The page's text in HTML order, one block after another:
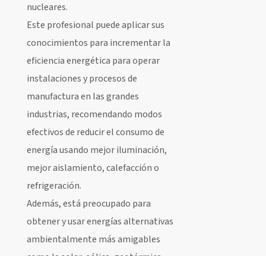
nucleares.
Este profesional puede aplicar sus
conocimientos para incrementar la
eficiencia energética para operar
instalaciones y procesos de
manufactura en las grandes
industrias, recomendando modos
efectivos de reducir el consumo de
energía usando mejor iluminación,
mejor aislamiento, calefacción o
refrigeración.
Además, está preocupado para
obtener y usar energías alternativas
ambientalmente más amigables